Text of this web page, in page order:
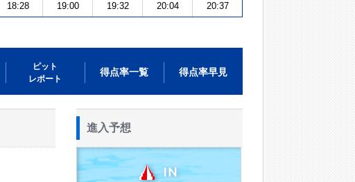
18:28 19:00 19:32 20:04 20:37
ピット
レポート
得点率一覧 得点率早見
進入予想